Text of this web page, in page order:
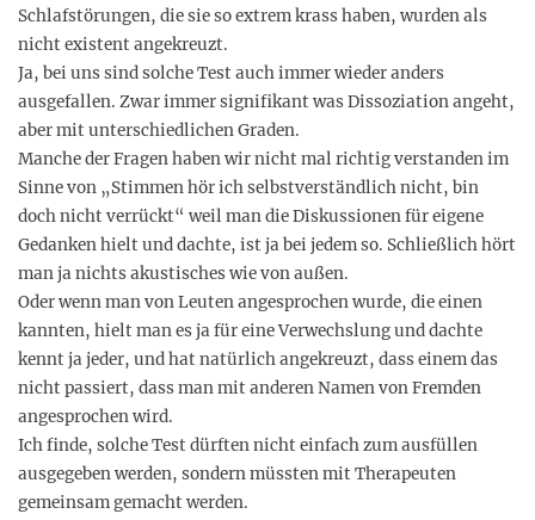
Schlafstörungen, die sie so extrem krass haben, wurden als
nicht existent angekreuzt.
Ja, bei uns sind solche Test auch immer wieder anders
ausgefallen. Zwar immer signifikant was Dissoziation angeht,
aber mit unterschiedlichen Graden.
Manche der Fragen haben wir nicht mal richtig verstanden im
Sinne von „Stimmen hör ich selbstverständlich nicht, bin
doch nicht verrückt“ weil man die Diskussionen für eigene
Gedanken hielt und dachte, ist ja bei jedem so. Schließlich hört
man ja nichts akustisches wie von außen.
Oder wenn man von Leuten angesprochen wurde, die einen
kannten, hielt man es ja für eine Verwechslung und dachte
kennt ja jeder, und hat natürlich angekreuzt, dass einem das
nicht passiert, dass man mit anderen Namen von Fremden
angesprochen wird.
Ich finde, solche Test dürften nicht einfach zum ausfüllen
ausgegeben werden, sondern müssten mit Therapeuten
gemeinsam gemacht werden.